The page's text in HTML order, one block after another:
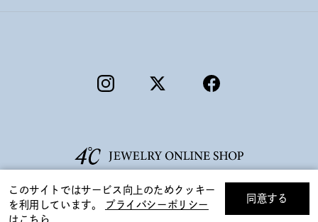
絞り込んで検索する
このサイトではサービス向上のためクッキー
を利用しています。
プライバシーポリシー
はこちら
同意する